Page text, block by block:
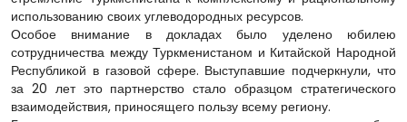
использованию своих углеводородных ресурсов.
Особое внимание в докладах было уделено юбилею
сотрудничества между Туркменистаном и Китайской Народной
Республикой в газовой сфере. Выступавшие подчеркнули, что
за 20 лет это партнерство стало образцом стратегического
взаимодействия, приносящего пользу всему региону.